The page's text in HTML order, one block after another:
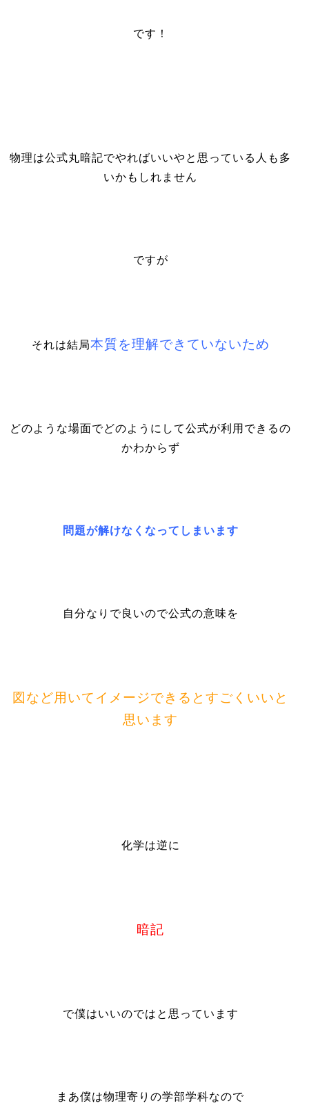
です！
物理は公式丸暗記でやればいいやと思っている人も多
いかもしれません
ですが
それは結局本質を理解できていないため
どのような場面でどのようにして公式が利用できるの
かわからず
問題が解けなくなってしまいます
自分なりで良いので公式の意味を
図など用いてイメージできるとすごくいいと
思います
化学は逆に
暗記
で僕はいいのではと思っています
まあ僕は物理寄りの学部学科なので